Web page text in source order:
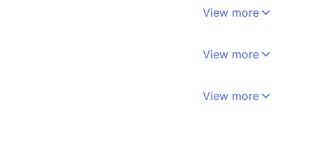
View more
View more
View more